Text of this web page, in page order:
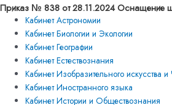
Приказ № 838 от 28.11.2024 Оснащение
Кабинет Астрономии
Кабинет Биологии и Экологии
Кабинет Географии
Кабинет Естествознания
Кабинет Изобразительного искусства
Кабинет Иностранного языка
Кабинет Истории и Обществознания